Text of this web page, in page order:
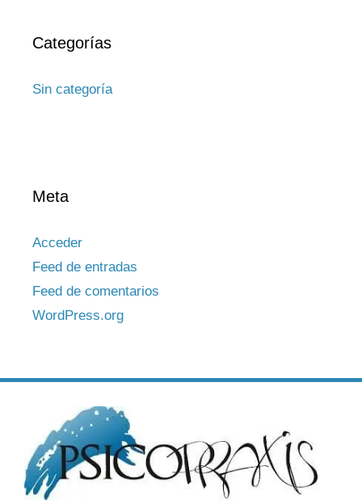
Categorías
Sin categoría
Meta
Acceder
Feed de entradas
Feed de comentarios
WordPress.org